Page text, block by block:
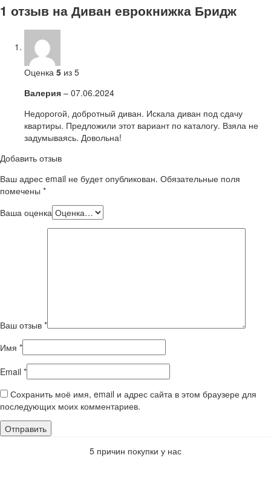
1 отзыв на Диван еврокнижка Бридж
Оценка 5 из 5
Валерия – 07.06.2024
Недорогой, добротный диван. Искала диван под сдачу
квартиры. Предложили этот вариант по каталогу. Взяла не
задумываясь. Довольна!
Добавить отзыв
Ваш адрес email не будет опубликован. Обязательные поля
помечены *
Ваша оценка
Ваш отзыв *
Имя *
Email *
Сохранить моё имя, email и адрес сайта в этом браузере для
последующих моих комментариев.
5 причин покупки у нас